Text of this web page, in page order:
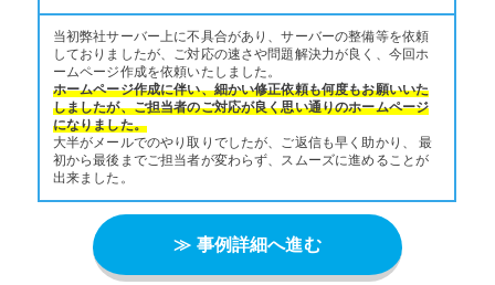
当初弊社サーバー上に不具合があり、サーバーの整備等を依頼
しておりましたが、ご対応の速さや問題解決力が良く、今回ホ
ームページ作成を依頼いたしました。
ホームページ作成に伴い、細かい修正依頼も何度もお願いいた
しましたが、ご担当者のご対応が良く思い通りのホームページ
になりました。
大半がメールでのやり取りでしたが、ご返信も早く助かり、 最
初から最後までご担当者が変わらず、スムーズに進めることが
出来ました。
≫ 事例詳細へ進む